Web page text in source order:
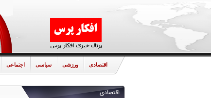
اقتصادی ورزشی سیاسی اجتماعی
اقتصادی